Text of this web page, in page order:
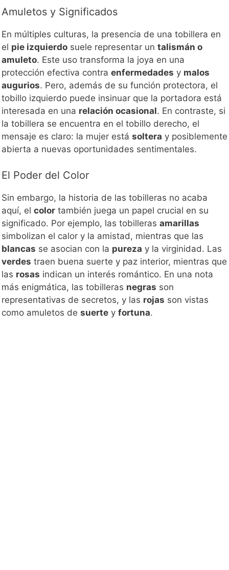
Amuletos y Significados
En múltiples culturas, la presencia de una tobillera en
el pie izquierdo suele representar un talismán o
amuleto. Este uso transforma la joya en una
protección efectiva contra enfermedades y malos
augurios. Pero, además de su función protectora, el
tobillo izquierdo puede insinuar que la portadora está
interesada en una relación ocasional. En contraste, si
la tobillera se encuentra en el tobillo derecho, el
mensaje es claro: la mujer está soltera y posiblemente
abierta a nuevas oportunidades sentimentales.
El Poder del Color
Sin embargo, la historia de las tobilleras no acaba
aquí, el color también juega un papel crucial en su
significado. Por ejemplo, las tobilleras amarillas
simbolizan el calor y la amistad, mientras que las
blancas se asocian con la pureza y la virginidad. Las
verdes traen buena suerte y paz interior, mientras que
las rosas indican un interés romántico. En una nota
más enigmática, las tobilleras negras son
representativas de secretos, y las rojas son vistas
como amuletos de suerte y fortuna.